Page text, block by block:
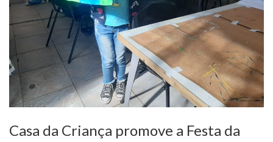
Casa da Criança promove a Festa da